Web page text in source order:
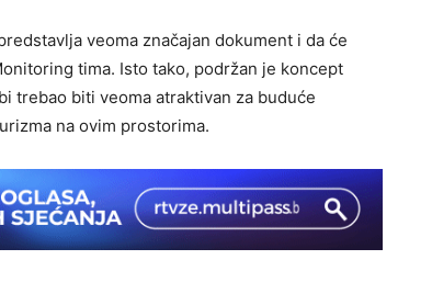
veoma značajan dokument i da će
tima. Isto tako, podržan je koncept
trebao biti veoma atraktivan za buduće
na ovim prostorima.